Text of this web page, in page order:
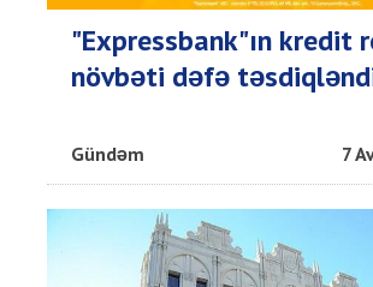
"Expressbank"ın kredit
növbəti dəfə
Gündəm 7